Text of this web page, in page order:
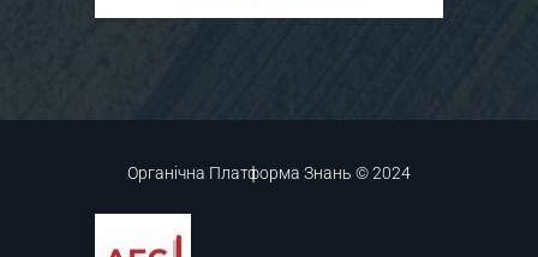
Органічна Платформа Знань © 2024